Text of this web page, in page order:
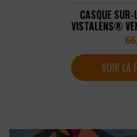
CASQUE
VISTALENS®
VOIR LA